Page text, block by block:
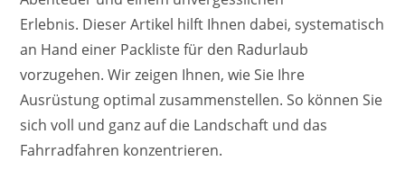
Erlebnis. Dieser Artikel hilft Ihnen dabei, systematisch
an Hand einer Packliste für den Radurlaub
vorzugehen. Wir zeigen Ihnen, wie Sie Ihre
Ausrüstung optimal zusammenstellen. So können Sie
sich voll und ganz auf die Landschaft und das
Fahrradfahren konzentrieren.